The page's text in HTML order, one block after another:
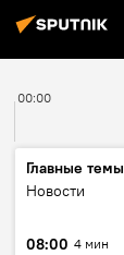
00:00
Главные темы
Новости
08:00 4 мин